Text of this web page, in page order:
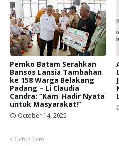
Pemko Batam Serahkan
Bansos Lansia Tambahan
ke 158 Warga Belakang
Padang – Li Claudia
Candra: “Kami Hadir Nyata
untuk Masyarakat!”
October 14, 2025
Lebih baru